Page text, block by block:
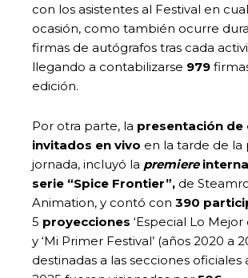
con los asistentes al Festival en
ocasión, como también ocurre
firmas de autógrafos tras cada
llegando a contabilizarse 979
edición.
Por otra parte, la presentación de
invitados en vivo en la tarde de la
jornada, incluyó la premiere
serie “Spice Frontier”, de
Animation, y contó con 390
5 proyecciones ‘Especial Lo Mejor
y ‘Mi Primer Festival’ (años 2020 a
destinadas a las secciones oficiales